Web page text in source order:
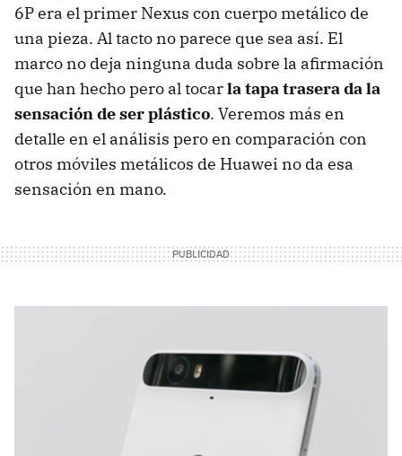
6P era el primer Nexus con cuerpo metálico de
una pieza. Al tacto no parece que sea así. El
marco no deja ninguna duda sobre la afirmación
que han hecho pero al tocarla tapa trasera da la
sensación de ser plástico. Veremos más en
detalle en el análisis pero en comparación con
otros móviles metálicos de Huawei no da esa
sensación en mano.